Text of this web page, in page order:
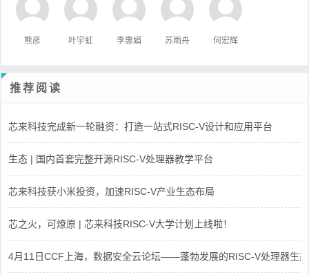
熊彦 叶宇虹 李惠娟 苏雨舟 何宏辉
推荐阅读
芯来科技完成新一轮融资：打造一站式RISC-V设计和应用平台
生态 | 国内首套完整开源RISC-V处理器教学平台
芯来科技获小米投资，加速RISC-V产业生态布局
芯之火，可燎原 | 芯来科技RISC-V大学计划上线啦！
4月11日CCF上海，数据安全云论坛——蓬勃发展的RISC-V处理器生态